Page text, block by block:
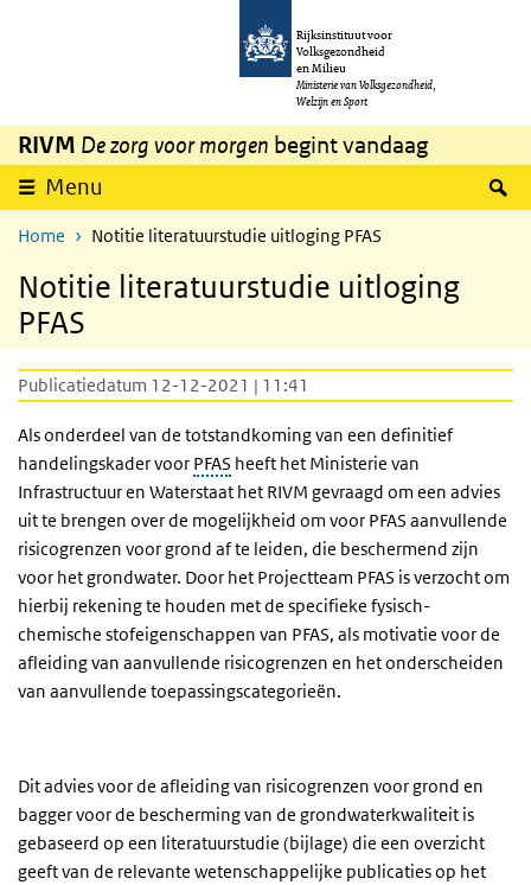
Overslaan en naar de inhoud gaan
Rijksinstituut voor
Volksgezondheid
en Milieu
Ministerie van Volksgezondheid,
Welzijn en Sport
RIVM De zorg voor morgen begint vandaag
Menu
Home Notitie literatuurstudie uitloging PFAS
Notitie literatuurstudie uitloging
PFAS
Publicatiedatum 12-12-2021 | 11:41
Als onderdeel van de totstandkoming van een definitief
handelingskader voor PFAS heeft het Ministerie van
Infrastructuur en Waterstaat het RIVM gevraagd om een advies
uit te brengen over de mogelijkheid om voor PFAS aanvullende
risicogrenzen voor grond af te leiden, die beschermend zijn
voor het grondwater. Door het Projectteam PFAS is verzocht om
hierbij rekening te houden met de specifieke fysisch-
chemische stofeigenschappen van PFAS, als motivatie voor de
afleiding van aanvullende risicogrenzen en het onderscheiden
van aanvullende toepassingscategorieën.
Dit advies voor de afleiding van risicogrenzen voor grond en
bagger voor de bescherming van de grondwaterkwaliteit is
gebaseerd op een literatuurstudie (bijlage) die een overzicht
geeft van de relevante wetenschappelijke publicaties op het